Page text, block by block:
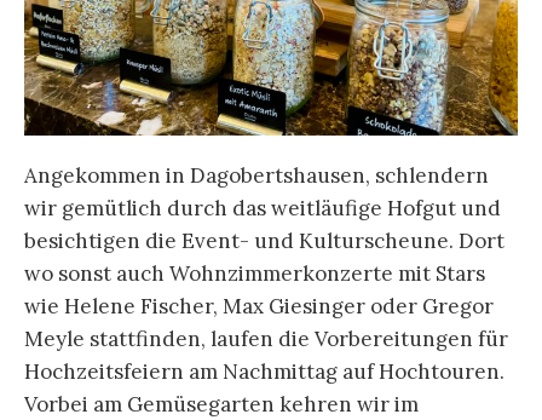
Angekommen in Dagobertshausen, schlendern
wir gemütlich durch das weitläufige Hofgut und
besichtigen die Event- und Kulturscheune. Dort
wo sonst auch Wohnzimmerkonzerte mit Stars
wie Helene Fischer, Max Giesinger oder Gregor
Meyle stattfinden, laufen die Vorbereitungen für
Hochzeitsfeiern am Nachmittag auf Hochtouren.
Vorbei am Gemüsegarten kehren wir im